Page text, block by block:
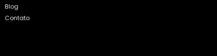
Blog
Contato